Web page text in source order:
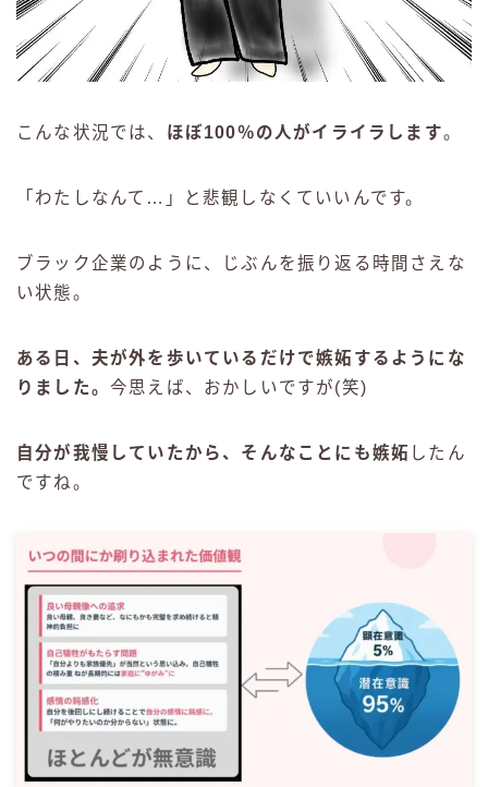
こんな状況では、 ほぼ100％の人がイライラします。
「わたしなんて…」と悲観しなくていいんです。
ブラック企業のように、じぶんを振り返る時間さえな
い状態。
ある日、夫が外を歩いているだけで嫉妬するようにな
りました。 今思えば、おかしいですが(笑)
自分が我慢していたから、そんなことにも嫉妬 したん
ですね。